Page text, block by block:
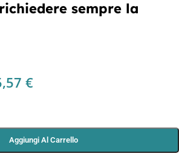
sempre la
€
Aggiungi Al Carrello